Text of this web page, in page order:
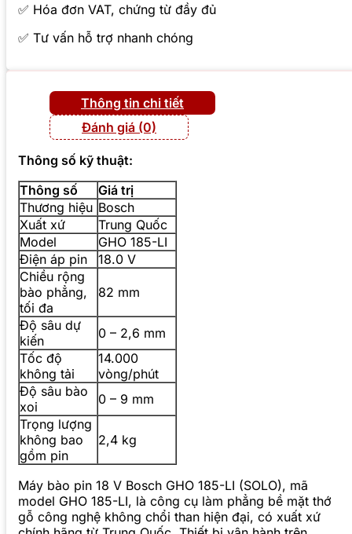
✅ Hóa đơn VAT, chứng từ đầy đủ
✅ Tư vấn hỗ trợ nhanh chóng
Thông tin chi tiết
Đánh giá (0)
Thông số kỹ thuật:
Thông số
Giá trị
Thương hiệu Bosch
Xuất xứ
Trung Quốc
Model
GHO 185-LI
Điện áp pin
18.0 V
Chiều rộng
bào phẳng,
tối đa
82 mm
Độ sâu dự
kiến
0 – 2,6 mm
Tốc độ
không tải
14.000
vòng/phút
Độ sâu bào
xoi
0 – 9 mm
Trọng lượng
không bao
gồm pin
2,4 kg
Máy bào pin 18 V Bosch GHO 185-LI (SOLO), mã
model GHO 185-LI, là công cụ làm phẳng bề mặt thớ
gỗ công nghệ không chổi than hiện đại, có xuất xứ